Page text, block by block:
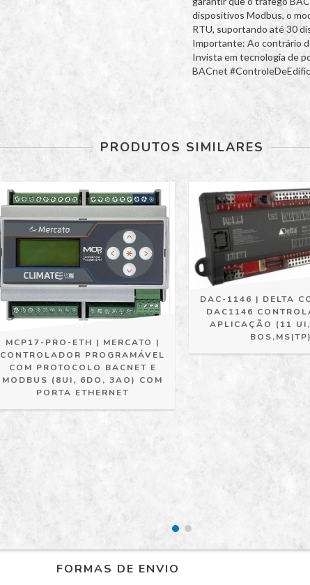
dispositivos Modbus, o
RTU, suportando até 30
Importante: Ao contrário
Invista em tecnologia de
BACnet
PRODUTOS SIMILARES
MCP17-PRO-ETH | MERCATO |
CONTROLADOR PROGRAMÁVEL
COM PROTOCOLO BACNET E
MODBUS (8UI, 6DO, 3AO) COM
PORTA ETHERNET
DAC-1146 | DELTA
DAC1146
APLICAÇÃO (11
BOS,MS|TP)
FORMAS DE ENVIO